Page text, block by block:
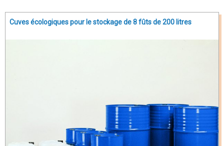
Cuves écologiques pour le stockage de 8 fûts de 200 litres